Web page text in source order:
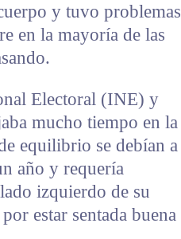
y tuvo problemas
en la mayoría de las
Electoral (INE) y
mucho tiempo en la
equilibrio se debían a
año y requería
izquierdo de su
estar sentada buena